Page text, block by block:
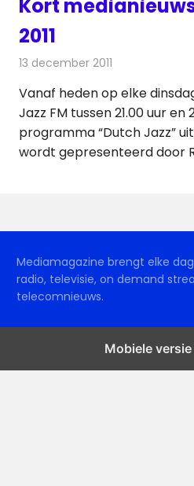
Kort
2011
13 december 2011
Vanaf heden op elke
Jazz FM tussen 21.00 uur en
programma “Dutch Jazz”
wordt gepresenteerd door
Mediamagazine brengt elke
radio, televisie, on demand
telecomnieuws.
Mobiele